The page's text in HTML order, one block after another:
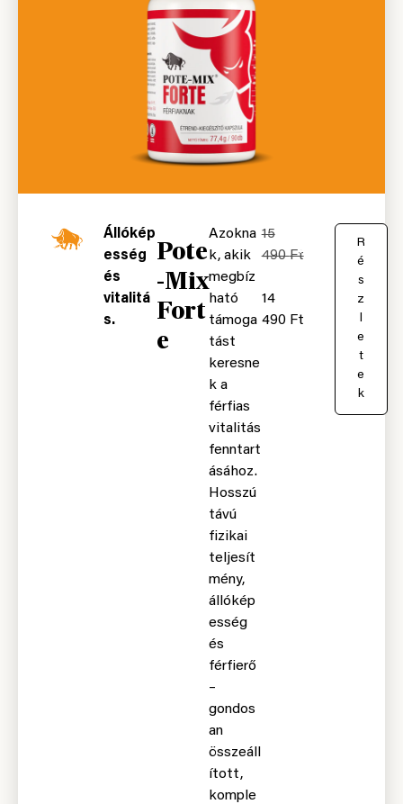
Állókép
esség
és
vitalitá
s.
Pote
-Mix
Fort
e
Azokna
k, akik
megbíz
ható
támoga
tást
keresne
k a
férfias
vitalitás
fenntart
ásához.
Hosszú
távú
fizikai
teljesít
mény,
állókép
esség
és
férfierő
–
gondos
an
összeáll
ított,
komple
15
490Ft
14
490 Ft
R
é
s
z
e
t
e
k